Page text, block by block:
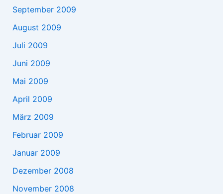
September 2009
August 2009
Juli 2009
Juni 2009
Mai 2009
April 2009
März 2009
Februar 2009
Januar 2009
Dezember 2008
November 2008